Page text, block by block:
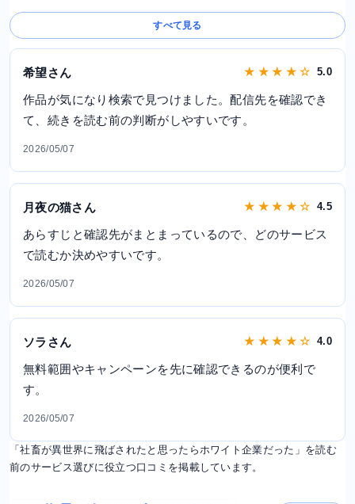
すべて見る
希望さん ★ ★ ★ ★ ☆ 5.0
作品が気になり検索で見つけました。配信先を確認でき
て、続きを読む前の判断がしやすいです。
2026/05/07
月夜の猫さん ★ ★ ★ ★ ☆ 4.5
あらすじと確認先がまとまっているので、どのサービス
で読むか決めやすいです。
2026/05/07
ソラさん ★ ★ ★ ★ ☆ 4.0
無料範囲やキャンペーンを先に確認できるのが便利で
す。
2026/05/07
「社畜が異世界に飛ばされたと思ったらホワイト企業だった」を読む
前のサービス選びに役立つ口コミを掲載しています。